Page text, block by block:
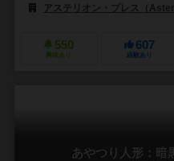
アステリオン・プレス（
550
興味あり
607
経験あり
あやつり人形：暗